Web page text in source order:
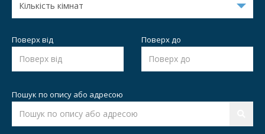
Поверх від Поверх до
Пошук по опису або адресою